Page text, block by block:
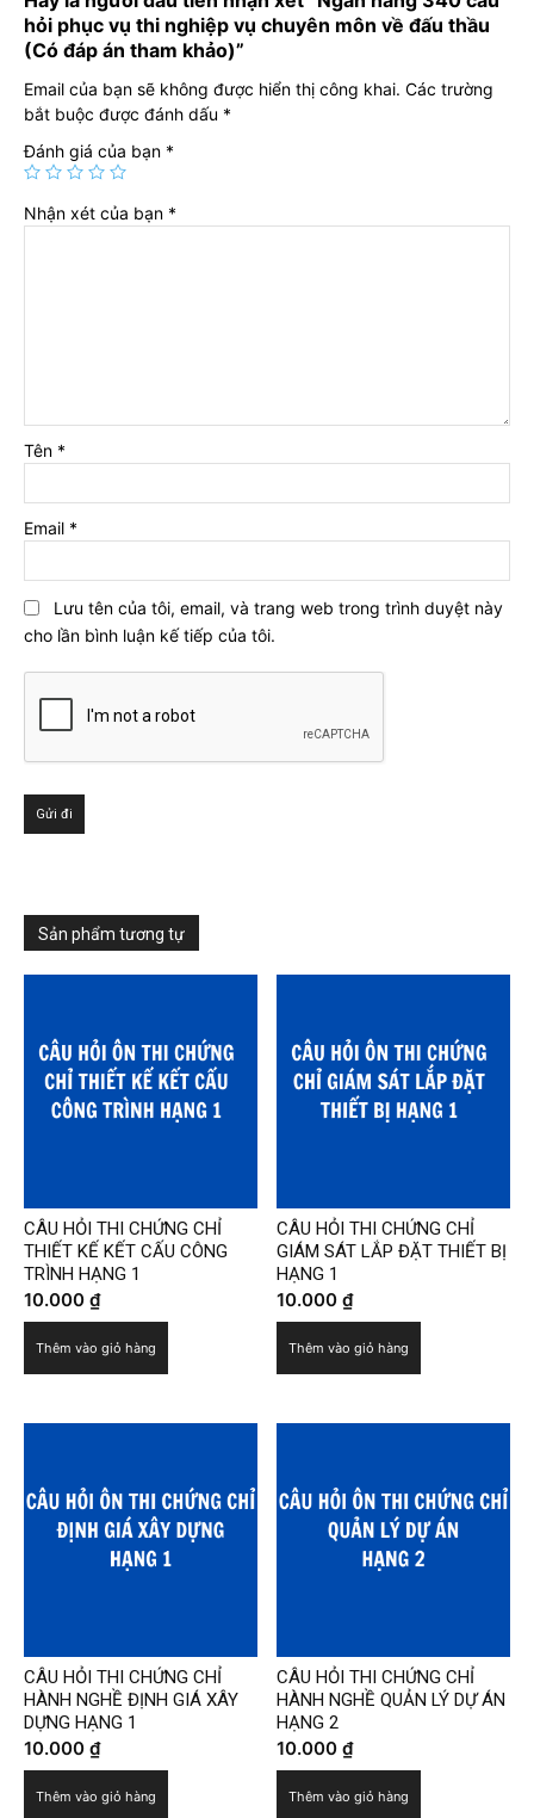
thầu
(Có
đáp
án
tham
khảo)
số
lượng
hỏi phục vụ thi nghiệp vụ chuyên môn về đấu thầu
(Có đáp án tham khảo)”
Email của bạn sẽ không được hiển thị công khai. Các trường
bắt buộc được đánh dấu *
Đánh giá của bạn *
Nhận xét của bạn *
Tên *
Email *
Lưu tên của tôi, email, và trang web trong trình duyệt này
cho lần bình luận kế tiếp của tôi.
Sản phẩm tương tự
CÂU HỎI THI CHỨNG CHỈ
THIẾT KẾ KẾT CẤU CÔNG
TRÌNH HẠNG 1
10.000 ₫
Thêm vào giỏ hàng
CÂU HỎI THI CHỨNG CHỈ
GIÁM SÁT LẮP ĐẶT THIẾT BỊ
HẠNG 1
10.000₫
Thêm vào giỏ hàng
CÂU HỎI THI CHỨNG CHỈ
HÀNH NGHỀ ĐỊNH GIÁ XÂY
DỰNG HẠNG 1
10.000 ₫
Thêm vào giỏ hàng
CÂU HỎI THI CHỨNG CHỈ
HÀNH NGHỀ QUẢN LÝ DỰ ÁN
HẠNG 2
10.000₫
Thêm vào giỏ hàng